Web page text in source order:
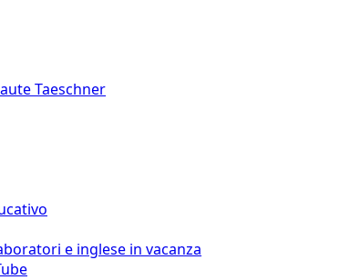
Taeschner
e inglese in vacanza